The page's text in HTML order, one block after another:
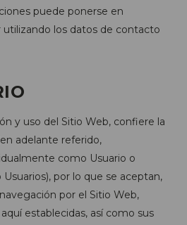
puede ponerse en
los datos de contacto
y uso del Sitio Web, confiere la
adelante referido,
como Usuario o
por lo que se aceptan,
por el Sitio Web,
establecidas, así como sus